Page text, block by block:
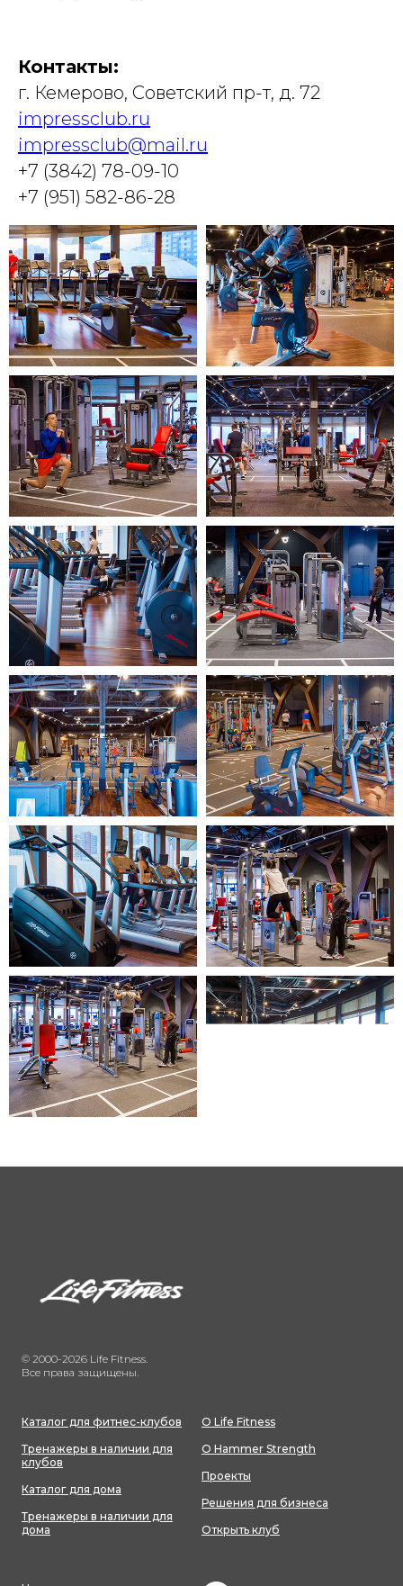
Контакты:
г. Кемерово, Советский пр-т, д. 72
impressclub.ru
impressclub@mail.ru
+7 (3842) 78-09-10
+7 (951) 582-86-28
© 2000-2026 Life Fitness.
Все права защищены.
Каталог для фитнес-клубов
Тренажеры в наличии для
клубов
Каталог для дома
Тренажеры в наличии для
дома
О Life Fitness
О Hammer Strength
Проекты
Решения для бизнеса
Открыть клуб